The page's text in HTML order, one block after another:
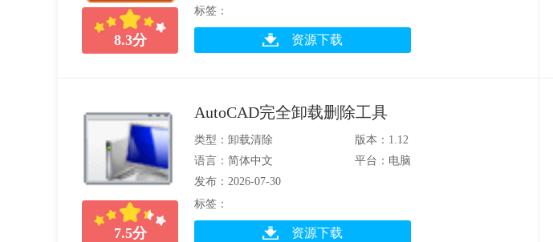
8.3分
标签：
资源下载
7.5分
AutoCAD完全卸载删除工具
类型：卸载清除
版本：1.12
语言：简体中文
平台：电脑
发布：2026-07-30
标签：
资源下载